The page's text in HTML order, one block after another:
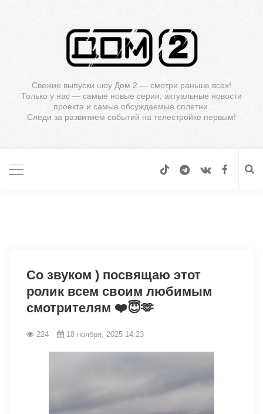
Свежие выпуски шоу Дом 2 — смотри раньше всех!
Только у нас — самые новые серии, актуальные новости
проекта и самые обсуждаемые сплетни.
Следи за развитием событий на телестройке первым!
Со звуком ) посвящаю этот
ролик всем своим любимым
смотрителям ❤️😇🫶
224 18 ноября, 2025 14:23